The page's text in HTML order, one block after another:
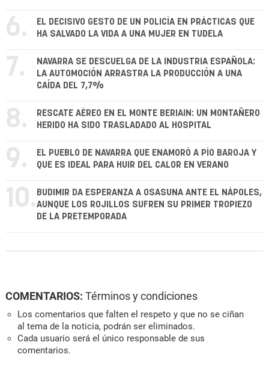
6.
EL DECISIVO GESTO DE UN POLICÍA EN PRÁCTICAS QUE
HA SALVADO LA VIDA A UNA MUJER EN TUDELA
7.
NAVARRA SE DESCUELGA DE LA INDUSTRIA ESPAÑOLA:
LA AUTOMOCIÓN ARRASTRA LA PRODUCCIÓN A UNA
CAÍDA DEL 7,7%
8.
RESCATE AÉREO EN EL MONTE BERIAIN: UN MONTAÑERO
HERIDO HA SIDO TRASLADADO AL HOSPITAL
9.
EL PUEBLO DE NAVARRA QUE ENAMORÓ A PÍO BAROJA Y
QUE ES IDEAL PARA HUIR DEL CALOR EN VERANO
10. BUDIMIR DA ESPERANZA A OSASUNA ANTE EL NÁPOLES,
AUNQUE LOS ROJILLOS SUFREN SU PRIMER TROPIEZO
DE LA PRETEMPORADA
COMENTARIOS: Términos y condiciones
Los comentarios que falten el respeto y que no se ciñan
al tema de la noticia, podrán ser eliminados.
Cada usuario será el único responsable de sus
comentarios.